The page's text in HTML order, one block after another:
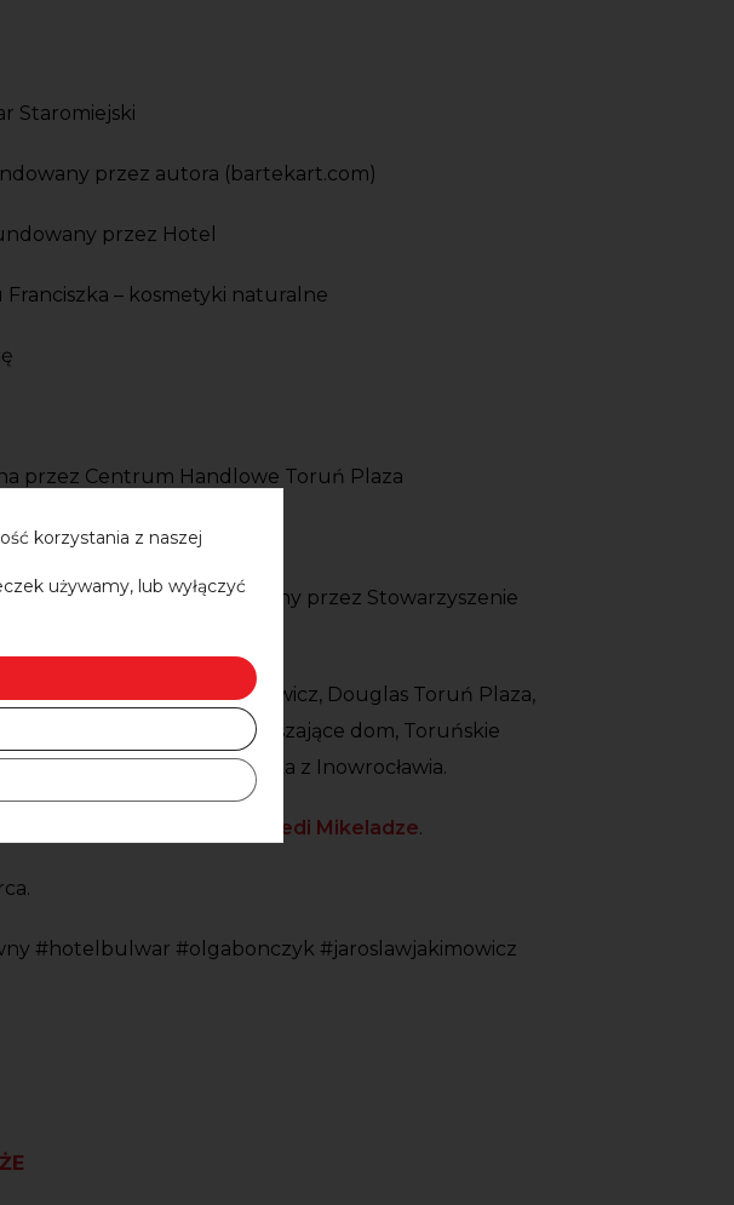
Staromiejski
przez autora (bartekart.com)
przez Hotel
– kosmetyki naturalne
przez Centrum Handlowe Toruń Plaza
Hernandez Diaz zakupiony przez Stowarzyszenie
Toruń Plaza, Cafe Lenkiewicz, Douglas Toruń Plaza,
Kaprys Tekstylia upiększające dom, Toruńskie
Daniel Krygier i Hanna Rybka z Inowrocławia.
Ledi Mikeladze.
#hotelbulwar #olgabonczyk #jaroslawjakimowicz
korzystania z naszej
używamy, lub wyłączyć